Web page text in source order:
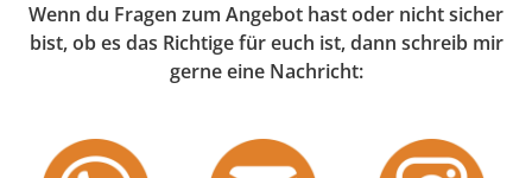
Wenn du Fragen zum Angebot hast oder nicht sicher
bist, ob es das Richtige für euch ist, dann schreib mir
gerne eine Nachricht: